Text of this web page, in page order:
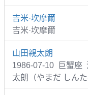
吉米·坎摩爾
吉米·坎摩爾
山田親太朗
1986-07-10 巨蟹座
太朗（やまだ しんた